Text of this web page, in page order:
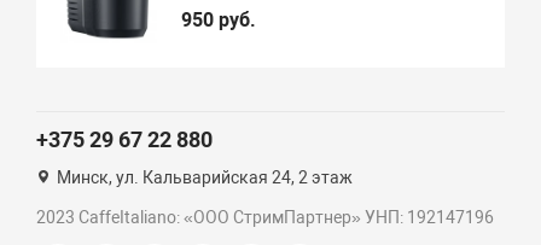
950 руб.
+375 29 67 22 880
Минск, ул. Кальварийская 24, 2 этаж
2023 CaffeItaliano: «ООО СтримПартнер» УНП: 192147196